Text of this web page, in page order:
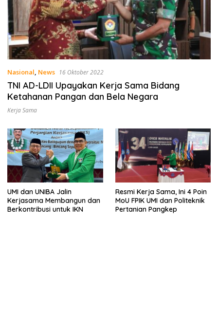
Nasional, News 16 Oktober 2022
TNI AD-LDII Upayakan Kerja Sama Bidang
Ketahanan Pangan dan Bela Negara
Kerja Sama
UMI dan UNIBA Jalin
Kerjasama Membangun dan
Berkontribusi untuk IKN
Resmi Kerja Sama, Ini 4 Poin
MoU FPIK UMI dan Politeknik
Pertanian Pangkep